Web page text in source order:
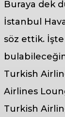
Buraya dek
İstanbul
söz ettik.
Turkish
Airlines
Turkish